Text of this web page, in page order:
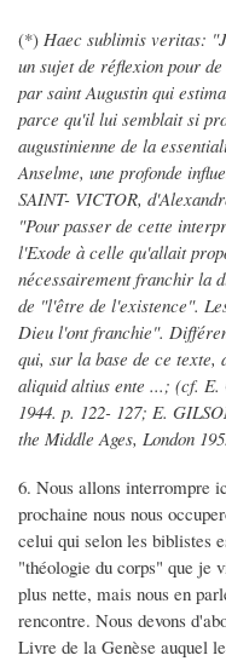
(*) Haec sublimis veritas:
un sujet de réflexion pour
par saint Augustin qui
parce qu'il lui semblait si
augustinienne de la
Anselme, une profonde
SAINT- VICTOR,
"Pour passer de cette
l'Exode à celle qu'allait
nécessairement franchir la
de "l'être de l'existence".
Dieu l'ont franchie".
qui, sur la base de ce
aliquid altius ente ...; (cf. E.
1944. p. 122- 127; E.
the Middle Ages, London
6. Nous allons interrompre
prochaine nous nous
celui qui selon les biblistes
"théologie du corps" que je
plus nette, mais nous en
rencontre. Nous devons
Livre de la Genèse auquel